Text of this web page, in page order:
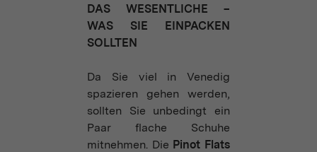
DAS WESENTLICHE –
WAS SIE EINPACKEN
SOLLTEN
Da Sie viel in Venedig
spazieren gehen werden,
sollten Sie unbedingt ein
Paar flache Schuhe
mitnehmen. Die Pinot Flats